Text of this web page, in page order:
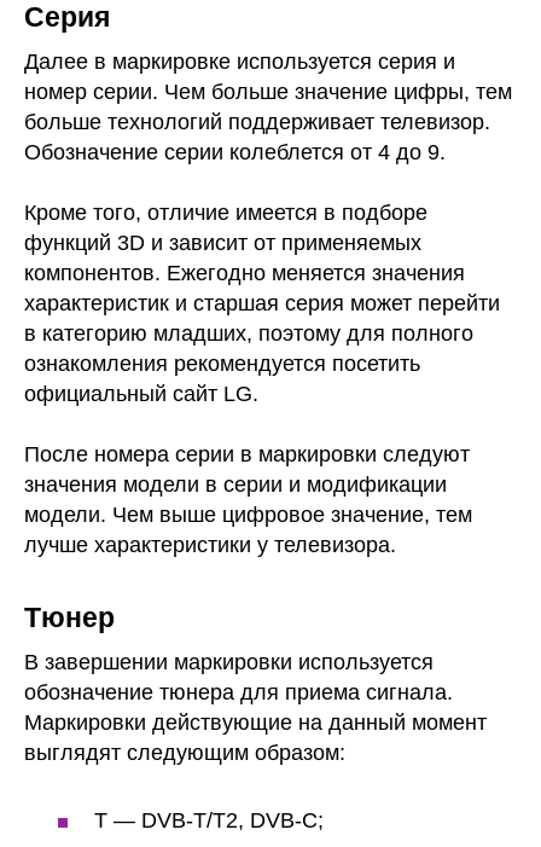
Серия
Далее в маркировке используется серия и
номер серии. Чем больше значение цифры, тем
больше технологий поддерживает телевизор.
Обозначение серии колеблется от 4 до 9.
Кроме того, отличие имеется в подборе
функций 3D и зависит от применяемых
компонентов. Ежегодно меняется значения
характеристик и старшая серия может перейти
в категорию младших, поэтому для полного
ознакомления рекомендуется посетить
официальный сайт LG.
После номера серии в маркировки следуют
значения модели в серии и модификации
модели. Чем выше цифровое значение, тем
лучше характеристики у телевизора.
Тюнер
В завершении маркировки используется
обозначение тюнера для приема сигнала.
Маркировки действующие на данный момент
выглядят следующим образом:
Т — DVB-T/T2, DVB-C;